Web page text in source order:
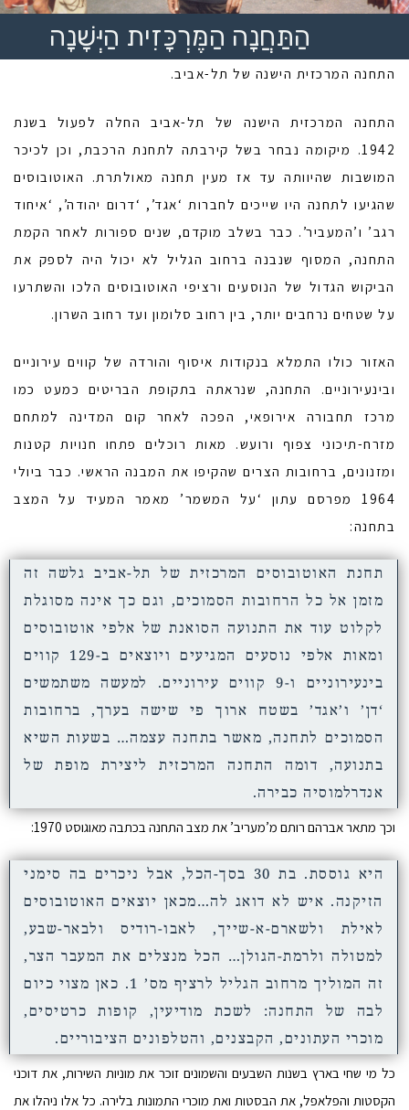
הַתַּחֲנָה הַמֶּרְכָּזִית הַיְּשָׁנָה
התחנה המרכזית הישנה של תל-אביב.
התחנה המרכזית הישנה של תל-אביב החלה לפעול בשנת
1942. מיקומה נבחר בשל קירבתה לתחנת הרכבת, וכן לכיכר
המושבות שהיוותה עד אז מעין תחנה מאולתרת. האוטובוסים
שהגיעו לתחנה היו שייכים לחברות ‘אגד’, ‘דרום יהודה’, ‘איחוד
רגב’ ו’המעביר’. כבר בשלב מוקדם, שנים ספורות לאחר הקמת
התחנה, המסוף שנבנה ברחוב הגליל לא יכול היה לספק את
הביקוש הגדול של הנוסעים ורציפי האוטובוסים הלכו והשתרעו
על שטחים נרחבים יותר, בין רחוב סלומון ועד רחוב השרון.
האזור כולו התמלא בנקודות איסוף והורדה של קווים עירוניים
ובינעירוניים. התחנה, שנראתה בתקופת הבריטים כמעט כמו
מרכז תחבורה אירופאי, הפכה לאחר קום המדינה למתחם
מזרח-תיכוני צפוף ורועש. מאות רוכלים פתחו חנויות קטנות
ומזנונים, ברחובות הצרים שהקיפו את המבנה הראשי. כבר ביולי
1964 מפרסם עתון ‘על המשמר’ מאמר המעיד על המצב
בתחנה:
תחנת האוטובוסים המרכזית של תל-אביב גלשה זה
מזמן אל כל הרחובות הסמוכים, וגם כך אינה מסוגלת
לקלוט עוד את התנועה הסואנת של אלפי אוטובוסים
ומאות אלפי נוסעים המגיעים ויוצאים ב-129 קווים
בינעירוניים ו-9 קווים עירוניים. למעשה משתמשים
‘דן’ ו’אגד’ בשטח ארוך פי שישה בערך, ברחובות
הסמוכים לתחנה, מאשר בתחנה עצמה… בשעות השיא
בתנועה, דומה התחנה המרכזית ליצירת מופת של
אנדרלמוסיה כבירה.
וכך מתאר אברהם רותם מ’מעריב’ את מצב התחנה בכתבה מאוגוסט 1970:
היא גוססת. בת 30 בסך-הכל, אבל ניכרים בה סימני
הזיקנה. איש לא דואג לה…מכאן יוצאים האוטובוסים
לאילת ולשארם-א-שייך, לאבו-רודיס ולבאר-שבע,
למטולה ולרמת-הגולן… הכל מנצלים את המעבר הצר,
זה המוליך מרחוב הגליל לרציף מס’ 1. כאן מצוי כיום
לבה של התחנה: לשכת מודיעין, קופות כרטיסים,
מוכרי העתונים, הקבצנים, והטלפונים הציבוריים.
כל מי שחי בארץ בשנות השבעים והשמונים זוכר את מוניות השירות, את דוכני
הקסטות והפלאפל, את הבסטות ואת מוכרי התמונות בלירה. כל אלו ניהלו את